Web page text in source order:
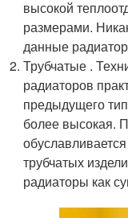
высокой
размерами.
данные
Трубчатые .
радиаторов
предыдущего
более высокая.
трубчатых
радиаторы как